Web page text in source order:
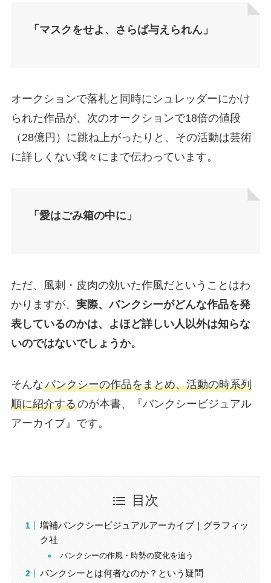
「マスクをせよ、さらば与えられん」
オークションで落札と同時にシュレッダーにかけ
られた作品が、次のオークションで18倍の値段
（28億円）に跳ね上がったりと、その活動は芸術
に詳しくない我々にまで伝わっています。
「愛はごみ箱の中に」
ただ、風刺・皮肉の効いた作風だということはわ
かりますが、 実際、バンクシーがどんな作品を発
表しているのかは、よほど詳しい人以外は知らな
いのではないでしょうか。
そんなバンクシーの作品をまとめ、活動の時系列
順に紹介するのが本書、『バンクシービジュアル
アーカイブ』です。
目次
増補バンクシービジュアルアーカイブ｜グラフィッ
ク社
バンクシーの作風・時勢の変化を追う
バンクシーとは何者なのか？という疑問